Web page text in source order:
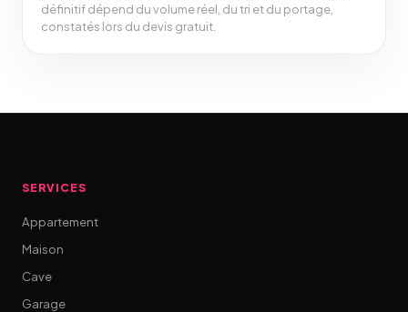
définitif dépend du volume réel, du tri et du portage,
constatés lors du devis gratuit.
SERVICES
Appartement
Maison
Cave
Garage